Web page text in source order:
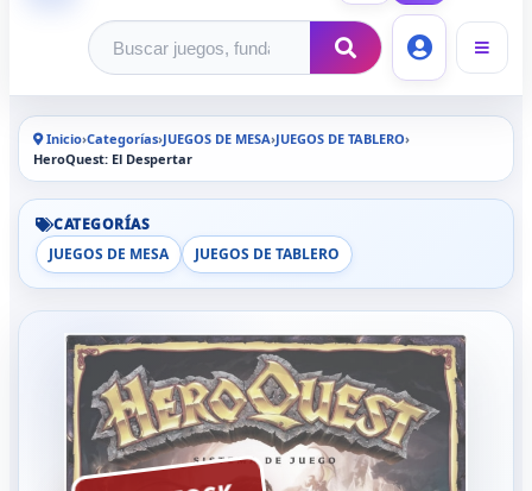
Buscar productos
Inicio›Categorías›JUEGOS DE MESA›JUEGOS DE TABLERO›
HeroQuest: El Despertar
CATEGORÍAS
JUEGOS DE MESA
JUEGOS DE TABLERO